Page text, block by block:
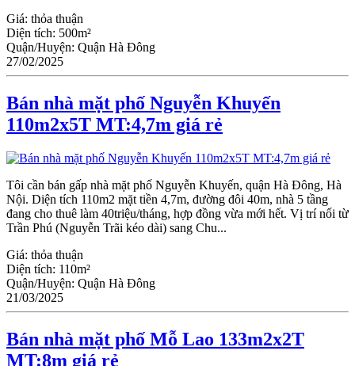
Giá: thỏa thuận
Diện tích: 500m²
Quận/Huyện: Quận Hà Đông
27/02/2025
Bán nhà mặt phố Nguyễn Khuyến
110m2x5T MT:4,7m giá rẻ
Tôi cần bán gấp nhà mặt phố Nguyễn Khuyến, quận Hà Đông, Hà
Nội. Diện tích 110m2 mặt tiền 4,7m, đường đôi 40m, nhà 5 tầng
đang cho thuê làm 40triệu/tháng, hợp đồng vừa mới hết. Vị trí nối từ
Trần Phú (Nguyễn Trãi kéo dài) sang Chu...
Giá: thỏa thuận
Diện tích: 110m²
Quận/Huyện: Quận Hà Đông
21/03/2025
Bán nhà mặt phố Mỗ Lao 133m2x2T
MT:8m giá rẻ